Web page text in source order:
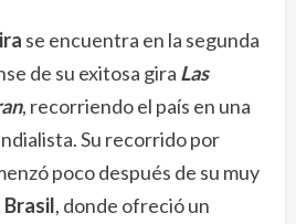
se encuentra en la segunda
de su exitosa gira Las
, recorriendo el país en una
Su recorrido por
poco después de su muy
Brasil, donde ofreció un